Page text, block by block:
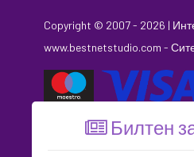
Copyright © 2007 - 2026 |
www.bestnetstudio.com -
Билтен